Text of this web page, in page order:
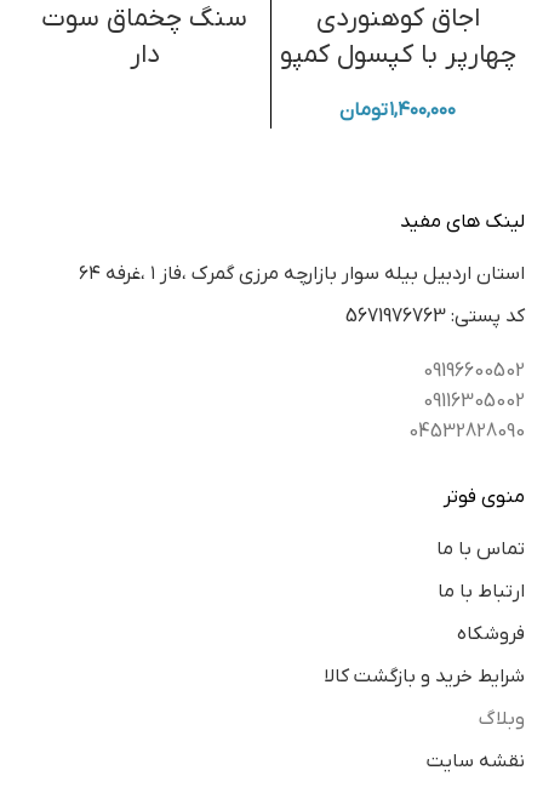
اجاق کوهنوردی
چهارپر با کپسول کمپو
۱,۴۰۰,۰۰۰تومان
سنگ چخماق سوت
دار
لینک های مفید
استان اردبيل بيله سوار بازارچه مرزي گمرك ،فاز ١ ،غرفه ٦٤
كد پستي: 5671976763
09196600502
09116305002
04532828090
منوی فوتر
تماس با ما
ارتباط با ما
فروشکاه
شرایط خرید و بازگشت کالا
وبلاگ
نقشه سایت